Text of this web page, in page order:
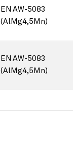
EN AW-5083
(AlMg4,5Mn)
EN AW-5083
(AlMg4,5Mn)